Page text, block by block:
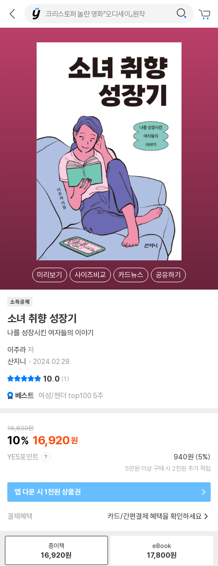
미리보기 사이즈비교 카드뉴스 공유하기
소득공제
소녀 취향 성장기
나를 성장시킨 여자들의 이야기
이주라저
산지니
2024.02.28.
10.0 1
베스트 여성/젠더 top100 5주
18,800원
10 16,920
YES포인트 940원 (5%)
5만원 이상 구매 시 2천원 추가 적립
앱 다운 시 1천원 상품권
결제혜택 카드/간편결제 혜택을 확인하세요
종이책
16,920원
eBook
17,800원